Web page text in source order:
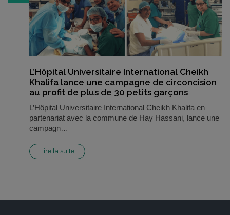
L’Hôpital Universitaire International Cheikh
Khalifa lance une campagne de circoncision
au profit de plus de 30 petits garçons
L’Hôpital Universitaire International Cheikh Khalifa en
partenariat avec la commune de Hay Hassani, lance une
campagn…
Lire la suite